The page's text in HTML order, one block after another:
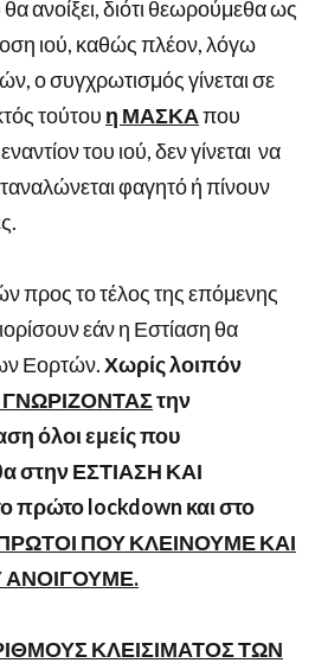
θα ανοίξει, διότι θεωρούμεθα ως
ιού, καθώς πλέον, λόγω
ο συγχρωτισμός γίνεται σε
τούτου η ΜΑΣΚΑπου
του ιού, δεν γίνεται να
φαγητό ή πίνουν
προς το τέλος της επόμενης
εάν η Εστίαση θα
Εορτών.Χωρίς λοιπόν
την
όλοι εμείς που
στην ΕΣΤΙΑΣΗ ΚΑΙ
πρώτοlockdown και στο
ΠΟΥ ΚΛΕΙΝΟΥΜΕ ΚΑΙ
ΑΝΟΙΓΟΥΜΕ.
ΚΛΕΙΣΙΜΑΤΟΣ ΤΩΝ